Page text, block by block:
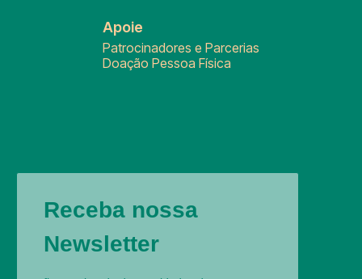
Apoie
Patrocinadores e Parcerias
Doação Pessoa Física